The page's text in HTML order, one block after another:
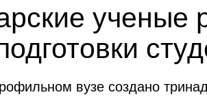
ученые
вузе создано